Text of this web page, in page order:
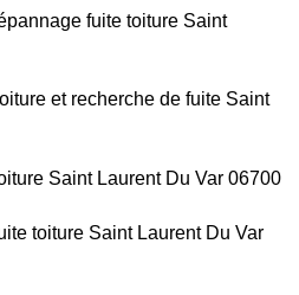
fuite toiture Saint
et recherche de fuite Saint
Saint Laurent Du Var 06700
toiture Saint Laurent Du Var